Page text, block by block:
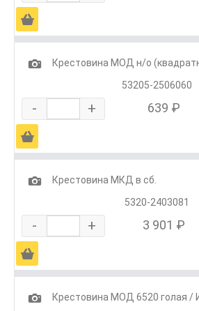
Ä
1
Крестовина МОД н/о
53205-2506060
- + 639 ₽
Ä
1
Крестовина МКД в сб.
5320-2403081
- + 3 901 ₽
Ä
1
Крестовина МОД 6520 голая /